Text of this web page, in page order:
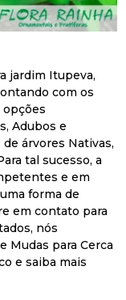
jardim Itupeva,
com os
opções
Adubos e
árvores Nativas,
tal sucesso, a
e em
forma de
em contato para
nós
Mudas para Cerca
e saiba mais